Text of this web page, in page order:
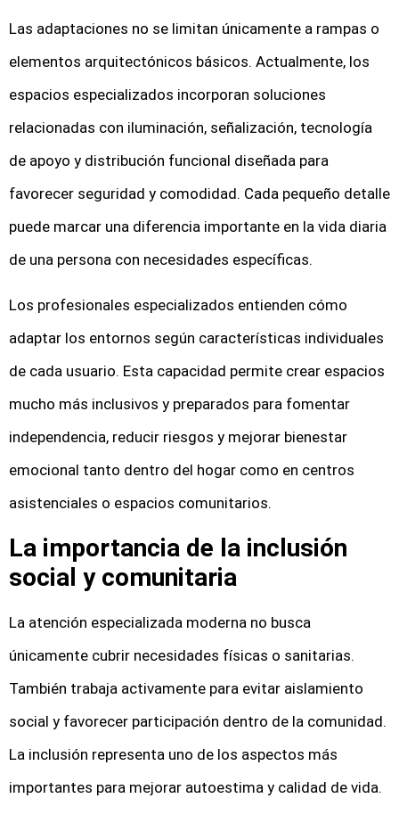
Las adaptaciones no se limitan únicamente a rampas o
elementos arquitectónicos básicos. Actualmente, los
espacios especializados incorporan soluciones
relacionadas con iluminación, señalización, tecnología
de apoyo y distribución funcional diseñada para
favorecer seguridad y comodidad. Cada pequeño detalle
puede marcar una diferencia importante en la vida diaria
de una persona con necesidades específicas.
Los profesionales especializados entienden cómo
adaptar los entornos según características individuales
de cada usuario. Esta capacidad permite crear espacios
mucho más inclusivos y preparados para fomentar
independencia, reducir riesgos y mejorar bienestar
emocional tanto dentro del hogar como en centros
asistenciales o espacios comunitarios.
La importancia de la inclusión
social y comunitaria
La atención especializada moderna no busca
únicamente cubrir necesidades físicas o sanitarias.
También trabaja activamente para evitar aislamiento
social y favorecer participación dentro de la comunidad.
La inclusión representa uno de los aspectos más
importantes para mejorar autoestima y calidad de vida.